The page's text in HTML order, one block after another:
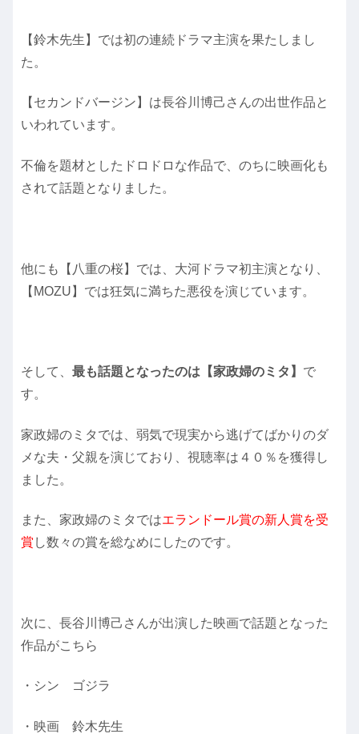
【鈴木先生】では初の連続ドラマ主演を果たしまし
た。
【セカンドバージン】は長谷川博己さんの出世作品と
いわれています。
不倫を題材としたドロドロな作品で、のちに映画化も
されて話題となりました。
他にも【八重の桜】では、大河ドラマ初主演となり、
【MOZU】では狂気に満ちた悪役を演じています。
そして、 最も話題となったのは【家政婦のミタ】 で
す。
家政婦のミタでは、弱気で現実から逃げてばかりのダ
メな夫・父親を演じており、視聴率は４０％を獲得し
ました。
また、家政婦のミタではエランドール賞の新人賞を受
賞 し数々の賞を総なめにしたのです。
次に、長谷川博己さんが出演した映画で話題となった
作品がこちら
・シン ゴジラ
・映画 鈴木先生